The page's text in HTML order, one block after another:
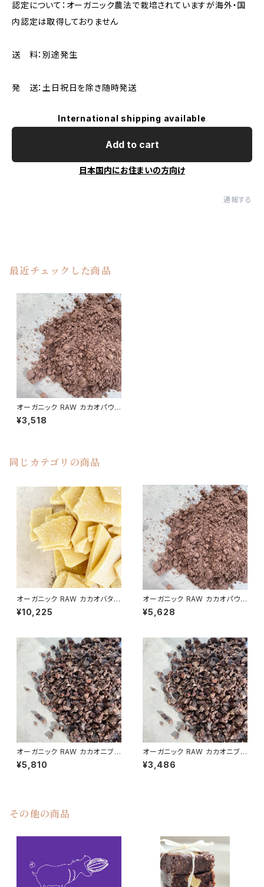
認定について：オーガニック農法で栽培されていますが海外・国
内認定は取得しておりません
送 料：別途発生
発 送：土日祝日を除き随時発送
International shipping available
Add to cart
日本国内にお住まいの方向け
通報する
最近チェックした商品
オーガニック RAW カカオパウダ
ー 300g／エクアドル産アリバ
種 非アルカリ処理
¥3,518
同じカテゴリの商品
オーガニック RAW カカオバター
500g／エクアドル産アリバ
種 非アルカリ処理 ※冷蔵便
¥10,225
オーガニック RAW カカオパウダ
ー 480g／エクアドル産アリバ
種 非アルカリ処理
¥5,628
オーガニック RAW カカオニブ 5
00g／エクアドル産ア 非アル
カリ処理
¥5,810
オーガニック RAW カカオニブ
300g／エクアドル産 非アル
カリ処理
¥3,486
その他の商品